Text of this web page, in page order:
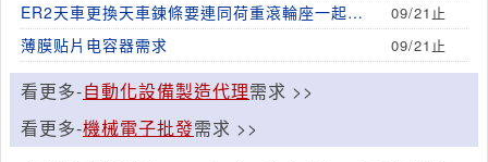
ER2天車更換天車鍊條要連同荷重滾輪座一起更
換嗎?
09/21止
薄膜贴片电容器需求 09/21止
看更多-自動化設備製造代理需求 >>
看更多-機械電子批發需求 >>